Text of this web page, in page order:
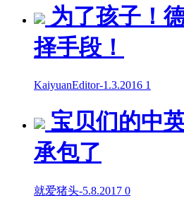
为了孩子！
择手段！
KaiyuanEditor-1.3.2016 1
宝贝们的中
承包了
就爱猪头-5.8.2017 0